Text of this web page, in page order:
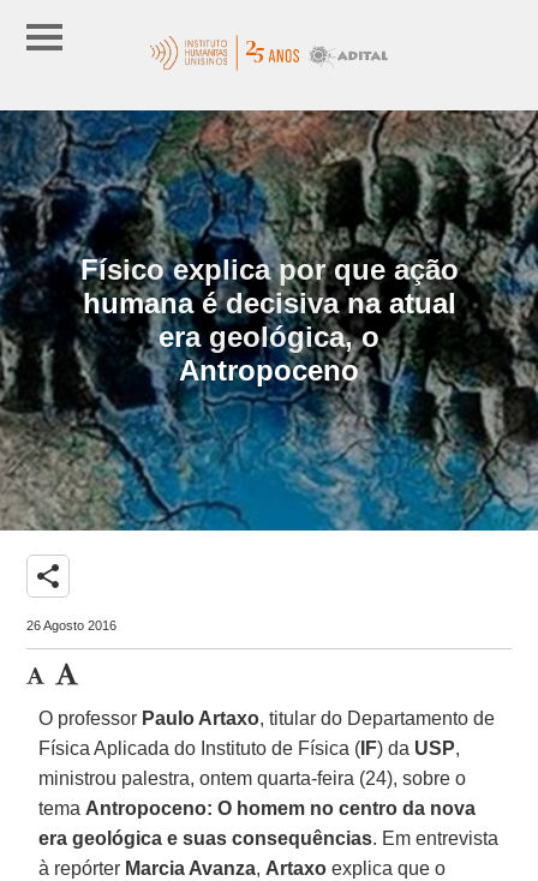
Físico explica por que ação
humana é decisiva na atual
era geológica, o
Antropoceno
share
26 Agosto 2016
O professor Paulo Artaxo, titular do Departamento de
Física Aplicada do Instituto de Física ( IF) da USP,
ministrou palestra, ontem quarta-feira (24), sobre o
tema Antropoceno: O homem no centro da nova
era geológica e suas consequências. Em entrevista
à repórter Marcia Avanza, Artaxo explica que o